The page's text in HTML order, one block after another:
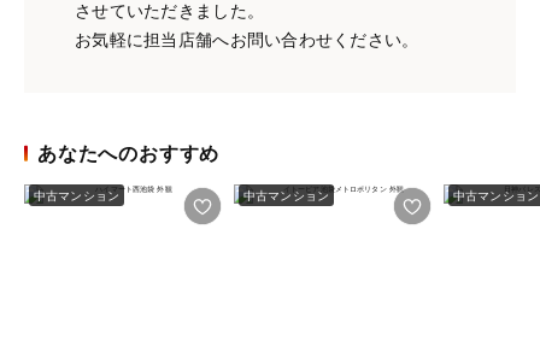
させていただきました。
お気軽に担当店舗へお問い合わせください。
あなたへのおすすめ
中古マンション 中古マンション 中古マンション